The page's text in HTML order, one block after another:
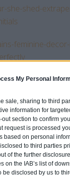
My Personal
sale, sharing to third
information for
section to confirm
request is processed
based on personal
to third parties
of the further
on the IAB’s list of
be disclosed by us to